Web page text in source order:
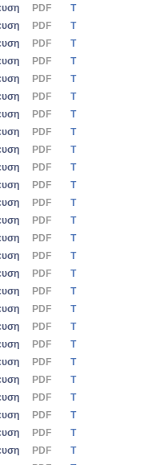
PDF
Τ
PDF
Τ
PDF
Τ
PDF
Τ
PDF
Τ
PDF
Τ
PDF
Τ
PDF
Τ
PDF
Τ
PDF
Τ
PDF
Τ
PDF
Τ
PDF
Τ
PDF
Τ
PDF
Τ
PDF
Τ
PDF
Τ
PDF
Τ
PDF
Τ
PDF
Τ
PDF
Τ
PDF
Τ
PDF
Τ
PDF
Τ
PDF
Τ
PDF
Τ